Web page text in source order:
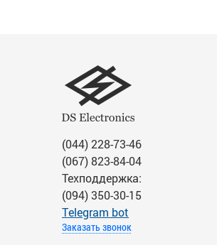
(044) 228-73-46
(067) 823-84-04
Техподдержка:
(094) 350-30-15
Тelegram bot
Заказать звонок